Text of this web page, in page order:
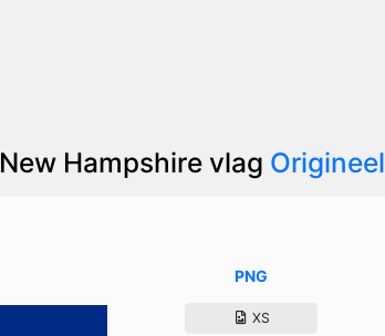
New Hampshire vlag Origineel
PNG
XS